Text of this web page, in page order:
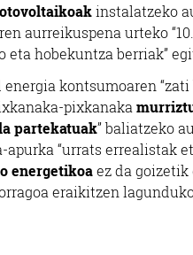
instalatzeko
aurreikuspena urteko
eta hobekuntza berriak”
kontsumoaren
pixkanaka
partekatuak” baliatzeko
apurka “urrats errealistak
energetikoaez da
eraikitzen